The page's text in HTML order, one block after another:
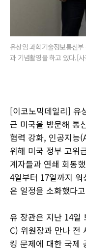
유상임 과학기술정보통신
과 기념촬영을 하고 있다.[
[이코노믹데일리] 유
근 미국을 방문해 통
협력 강화, 인공지능
위해 미국 정부 고위
계자들과 연쇄 회동
4일부터 17일까지
은 일정을 소화했다
유 장관은 지난 14일
C) 위원장과 만나 전
킹 문제에 대한 국제